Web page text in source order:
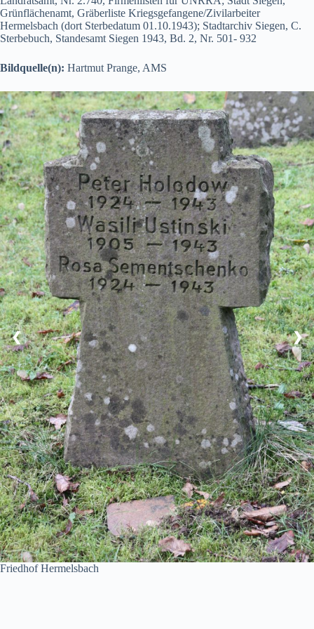
Grünflächenamt, Gräberliste Kriegsgefangene/Zivilarbeiter
Hermelsbach (dort Sterbedatum 01.10.1943); Stadtarchiv Siegen, C.
Sterbebuch, Standesamt Siegen 1943, Bd. 2, Nr. 501- 932
Bildquelle(n): Hartmut Prange, AMS
Friedhof Hermelsbach
❮ ❯